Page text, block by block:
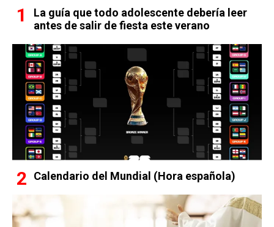
La guía que todo adolescente debería leer
antes de salir de fiesta este verano
Calendario del Mundial (Hora española)